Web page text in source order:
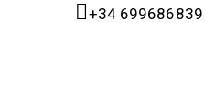
+34 699686839